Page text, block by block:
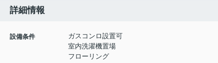
詳細情報
設備条件
ガスコンロ設置可
室内洗濯機置場
フローリング